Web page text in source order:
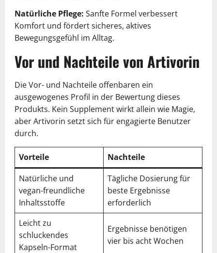
Natürliche Pflege: Sanfte Formel verbessert
Komfort und fördert sicheres, aktives
Bewegungsgefühl im Alltag.
Vor und Nachteile von Artivorin
Die Vor- und Nachteile offenbaren ein
ausgewogenes Profil in der Bewertung dieses
Produkts. Kein Supplement wirkt allein wie Magie,
aber Artivorin setzt sich für engagierte Benutzer
durch.
Vorteile
Nachteile
Natürliche und
vegan-freundliche
Inhaltsstoffe
Tägliche Dosierung für
beste Ergebnisse
erforderlich
Leicht zu
schluckendes
Kapseln-Format
Ergebnisse benötigen
vier bis acht Wochen